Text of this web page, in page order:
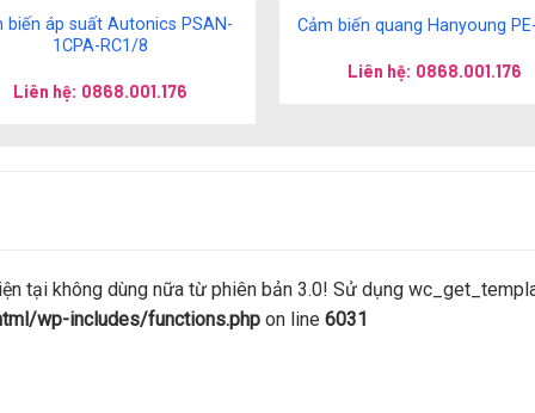
biến áp suất Autonics PSAN-
1CPA-RC1/8
Liên hệ: 0868.001.176
Cảm biến quang Hanyoung
Liên hệ: 0868.001.176
tại không dùng nữa từ phiên bản 3.0! Sử dụng
wp-includes/functions.php on line 6031